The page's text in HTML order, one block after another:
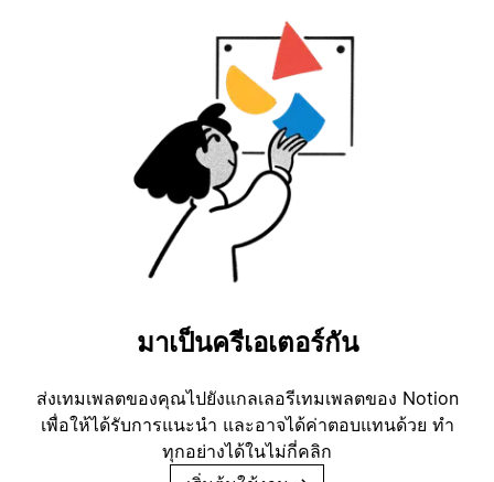
มาเป็นครีเอเตอร์กัน
ส่งเทมเพลตของคุณไปยังแกลเลอรีเทมเพลตของ Notion
เพื่อให้ได้รับการแนะนำ และอาจได้ค่าตอบแทนด้วย ทำ
ทุกอย่างได้ในไม่กี่คลิก